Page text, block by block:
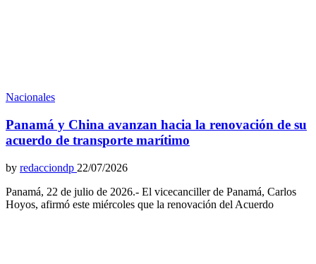
Nacionales
Panamá y China avanzan hacia la renovación de su
acuerdo de transporte marítimo
by redacciondp 22/07/2026
Panamá, 22 de julio de 2026.- El vicecanciller de Panamá, Carlos
Hoyos, afirmó este miércoles que la renovación del Acuerdo